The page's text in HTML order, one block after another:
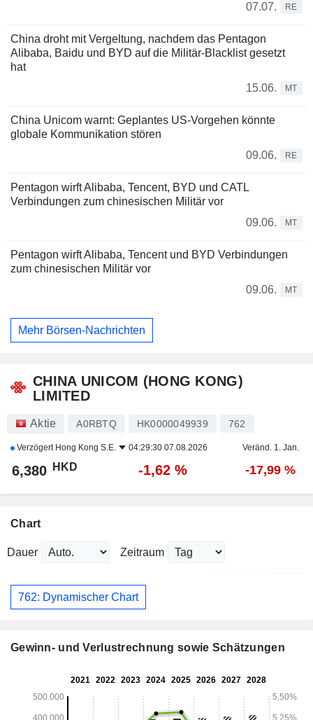
07.07.
RE
China droht mit Vergeltung, nachdem das Pentagon
Alibaba, Baidu und BYD auf die Militär-Blacklist gesetzt
hat
15.06.
MT
China Unicom warnt: Geplantes US-Vorgehen könnte
globale Kommunikation stören
09.06.
RE
Pentagon wirft Alibaba, Tencent, BYD und CATL
Verbindungen zum chinesischen Militär vor
09.06.
MT
Pentagon wirft Alibaba, Tencent und BYD Verbindungen
zum chinesischen Militär vor
09.06.
MT
Mehr Börsen-Nachrichten
CHINA UNICOM (HONG KONG)
LIMITED
Aktie A0RBTQ HK0000049939 762
Verzögert Hong Kong S.E. 04:29:30 07.08.2026 Veränd. 1. Jan.
6,380 HKD -1,62 % -17,99 %
Chart
Dauer Zeitraum
762: Dynamischer Chart
Gewinn- und Verlustrechnung sowie Schätzungen